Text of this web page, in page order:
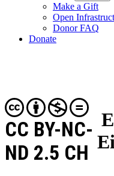
Make a Gift
Open
Donor FAQ
Donate
CC BY-NC-
ND 2.5 CH